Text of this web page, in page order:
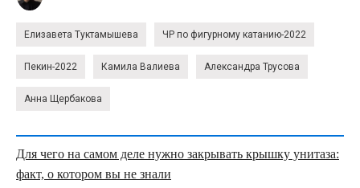
Елизавета Туктамышева ЧР по фигурному катанию-2022
Пекин-2022 Камила Валиева Александра Трусова
Анна Щербакова
Для чего на самом деле нужно закрывать крышку унитаза:
факт, о котором вы не знали